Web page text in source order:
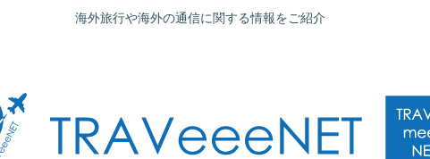
海外旅行や海外の通信に関する情報をご紹介